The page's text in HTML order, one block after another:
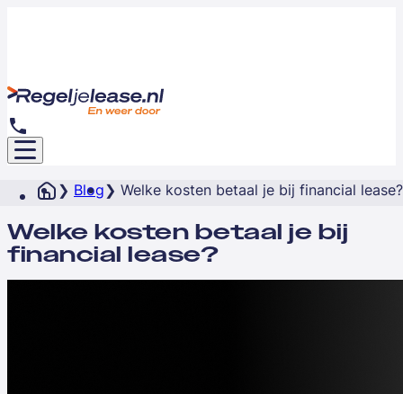
Blog Welke kosten betaal je bij financial lease?
Welke kosten betaal je bij
financial lease?